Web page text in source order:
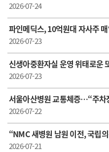
2026-07-24
파인메딕스, 10억원대 자사주
2026-07-23
신생아중환자실 운영 위태로운
2026-07-23
서울아산병원 교통체증…“주차
2026-07-22
“NMC 새병원 남원 이전, 국립
2026-07-21